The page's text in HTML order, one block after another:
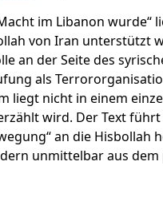
im Libanon wurde“
von Iran unterstützt
an der Seite des
als
liegt nicht in einem
wird. Der Text
an die Hisbollah
unmittelbar aus dem